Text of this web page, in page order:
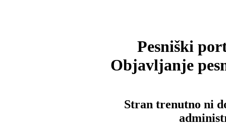
Pesniški
Objavljanje
Stran trenutno ni